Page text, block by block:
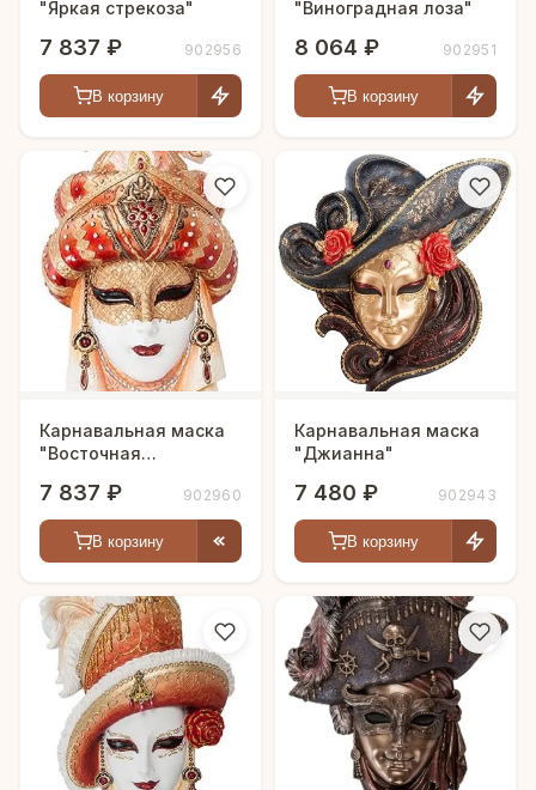
"Яркая стрекоза"
7 837 ₽ 902956
В корзину
"Виноградная лоза"
8 064 ₽ 902951
В корзину
Карнавальная маска
"Восточная
7 837 ₽ 902960
В корзину
Карнавальная маска
"Джианна"
7 480 ₽ 902943
В корзину